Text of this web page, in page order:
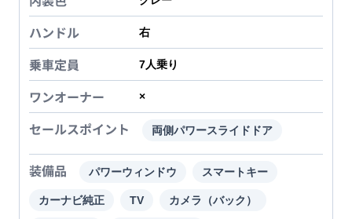
ハンドル 右
乗車定員 7人乗り
ワンオーナー ×
セールスポイント 両側パワースライドドア
装備品 パワーウィンドウ スマートキー
カーナビ純正 TV カメラ（バック）